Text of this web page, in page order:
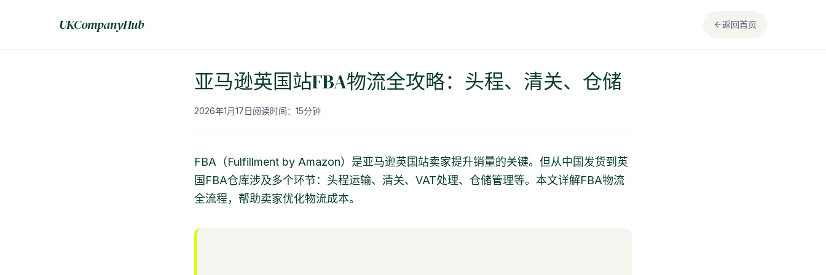
UKCompanyHub 返回首页
亚马逊英国站FBA物流全攻略：头程、清关、仓储
2026年1月17日阅读时间：15分钟
FBA（Fulfillment by Amazon）是亚马逊英国站卖家提升销量的关键。但从中国发货到英
国FBA仓库涉及多个环节：头程运输、清关、VAT处理、仓储管理等。本文详解FBA物流
全流程，帮助卖家优化物流成本。